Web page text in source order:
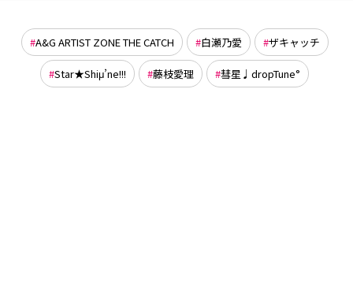
A&G ARTIST ZONE THE CATCH 白瀬乃愛 ザキャッチ
Star★Shiμ’ne!!! 藤枝愛理 彗星♩dropTune°